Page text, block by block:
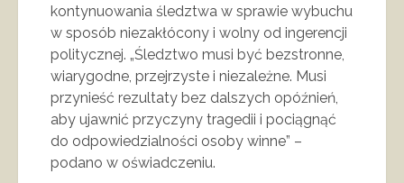
kontynuowania śledztwa w sprawie wybuchu
w sposób niezakłócony i wolny od ingerencji
politycznej. „Śledztwo musi być bezstronne,
wiarygodne, przejrzyste i niezależne. Musi
przynieść rezultaty bez dalszych opóźnień,
aby ujawnić przyczyny tragedii i pociągnąć
do odpowiedzialności osoby winne” –
podano w oświadczeniu.